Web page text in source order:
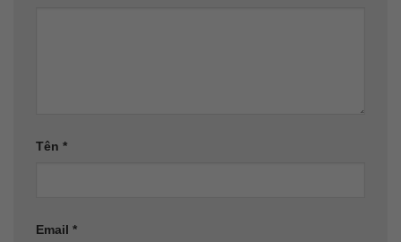
Tên *
Email *